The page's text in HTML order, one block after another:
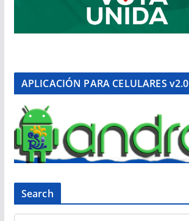
APLICACIÓN PARA CELULARES v2.0
Search